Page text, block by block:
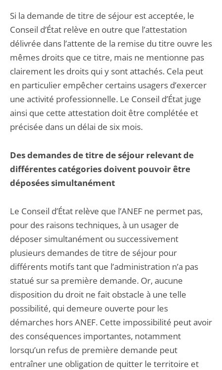
Si la demande de titre de séjour est acceptée, le
Conseil d’État relève en outre que l’attestation
délivrée dans l’attente de la remise du titre ouvre les
mêmes droits que ce titre, mais ne mentionne pas
clairement les droits qui y sont attachés. Cela peut
en particulier empêcher certains usagers d’exercer
une activité professionnelle. Le Conseil d’État juge
ainsi que cette attestation doit être complétée et
précisée dans un délai de six mois.
Des demandes de titre de séjour relevant de
différentes catégories doivent pouvoir être
déposées simultanément
Le Conseil d’État relève que l’ANEF ne permet pas,
pour des raisons techniques, à un usager de
déposer simultanément ou successivement
plusieurs demandes de titre de séjour pour
différents motifs tant que l’administration n’a pas
statué sur sa première demande. Or, aucune
disposition du droit ne fait obstacle à une telle
possibilité, qui demeure ouverte pour les
démarches hors ANEF. Cette impossibilité peut avoir
des conséquences importantes, notamment
lorsqu’un refus de première demande peut
entraîner une obligation de quitter le territoire et